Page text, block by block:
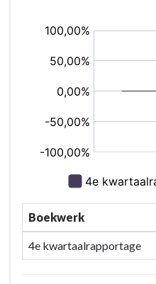
Boekwerk
4e kwartaalrapportage